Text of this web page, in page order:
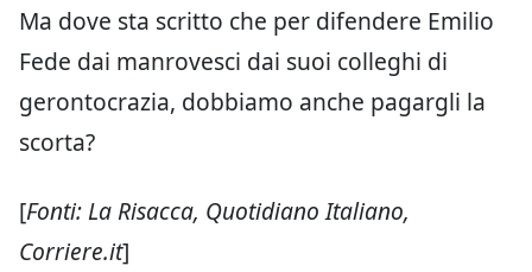
Ma dove sta scritto che per difendere Emilio
Fede dai manrovesci dai suoi colleghi di
gerontocrazia, dobbiamo anche pagargli la
scorta?
[Fonti: La Risacca, Quotidiano Italiano,
Corriere.it]